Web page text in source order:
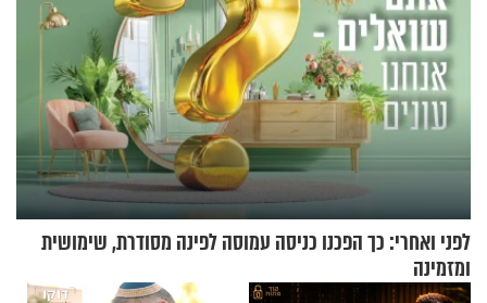
לפני ואחרי: כך הפכנו כניסה עמוסה לפינה מסודרת, שימושית
ומזמינה